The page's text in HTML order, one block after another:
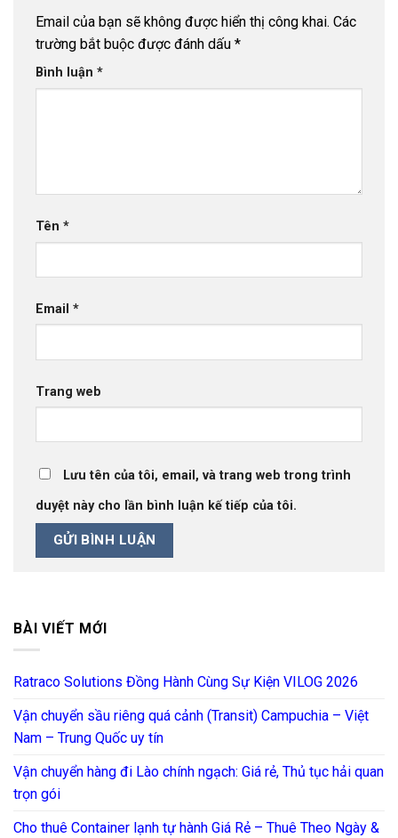
Email của bạn sẽ không được hiển thị công khai. Các
trường bắt buộc được đánh dấu *
Bình luận *
Tên *
Email *
Trang web
Lưu tên của tôi, email, và trang web trong trình
duyệt này cho lần bình luận kế tiếp của tôi.
BÀI VIẾT MỚI
Ratraco Solutions Đồng Hành Cùng Sự Kiện VILOG 2026
Vận chuyển sầu riêng quá cảnh (Transit) Campuchia – Việt
Nam – Trung Quốc uy tín
Vận chuyển hàng đi Lào chính ngạch: Giá rẻ, Thủ tục hải quan
trọn gói
Cho thuê Container lạnh tự hành Giá Rẻ – Thuê Theo Ngày &